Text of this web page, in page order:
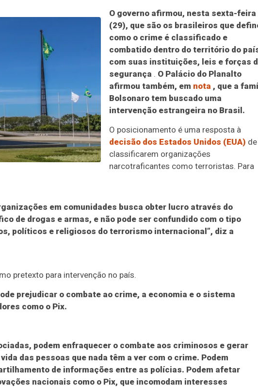
O governo afirmou, nesta sexta-feira
(29), que são os brasileiros que
como o crime é classificado e
combatido dentro do território do
com suas instituições, leis e forças
segurança . O Palácio do Planalto
afirmou também, em nota , que a
Bolsonaro tem buscado uma
intervenção estrangeira no Brasil.
em comunidades busca obter lucro através do
de drogas e armas, e não pode ser confundido com o tipo
políticos e religiosos do terrorismo internacional”, diz a
O posicionamento é uma resposta à
decisão dos Estados Unidos (EUA) de
classificarem organizações
narcotraficantes como terroristas. Para
pretexto para intervenção no país.
prejudicar o combate ao crime, a economia e o sistema
como o Pix.
podem enfraquecer o combate aos criminosos e gerar
das pessoas que nada têm a ver com o crime. Podem
de informações entre as polícias. Podem afetar
nacionais como o Pix, que incomodam interesses